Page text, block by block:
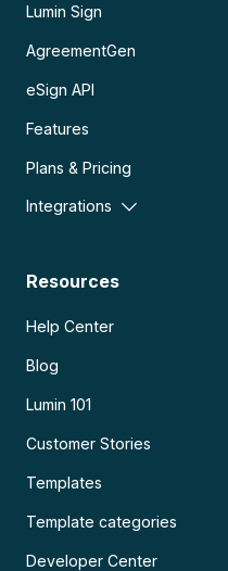
Lumin Sign
AgreementGen
eSign API
Features
Plans & Pricing
Integrations
Resources
Help Center
Blog
Lumin 101
Customer Stories
Templates
Template categories
Developer Center